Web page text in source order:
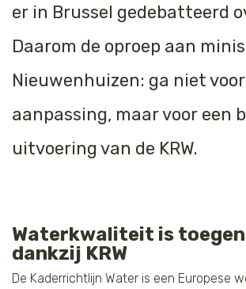
er in Brussel gedebatteerd
Daarom de oproep aan
Nieuwenhuizen: ga niet voor
aanpassing, maar voor een
uitvoering van de KRW.
Waterkwaliteit is
dankzij KRW
De Kaderrichtlijn Water is een Europese
Walvis
IJsbeer
Zeeschildpad